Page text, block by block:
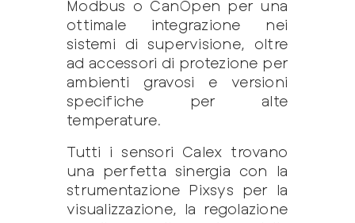
Modbus o CanOpen per una
ottimale integrazione nei
sistemi di supervisione, oltre
ad accessori di protezione per
ambienti gravosi e versioni
specifiche per alte
temperature.
Tutti i sensori Calex trovano
una perfetta sinergia con la
strumentazione Pixsys per la
visualizzazione, la regolazione